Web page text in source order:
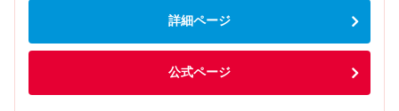
詳細ページ
公式ページ